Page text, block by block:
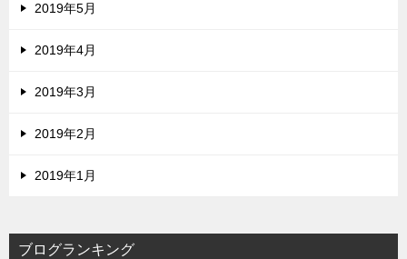
2019年5月
2019年4月
2019年3月
2019年2月
2019年1月
ブログランキング